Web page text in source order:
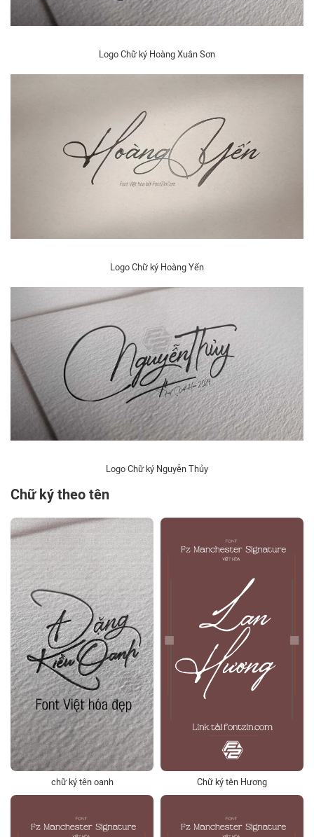
Logo Chữ ký Hoàng Xuân Sơn
Logo Chữ ký Hoàng Yến
Logo Chữ ký Nguyễn Thủy
Chữ ký theo tên
chữ ký tên oanh Chữ ký tên Hương